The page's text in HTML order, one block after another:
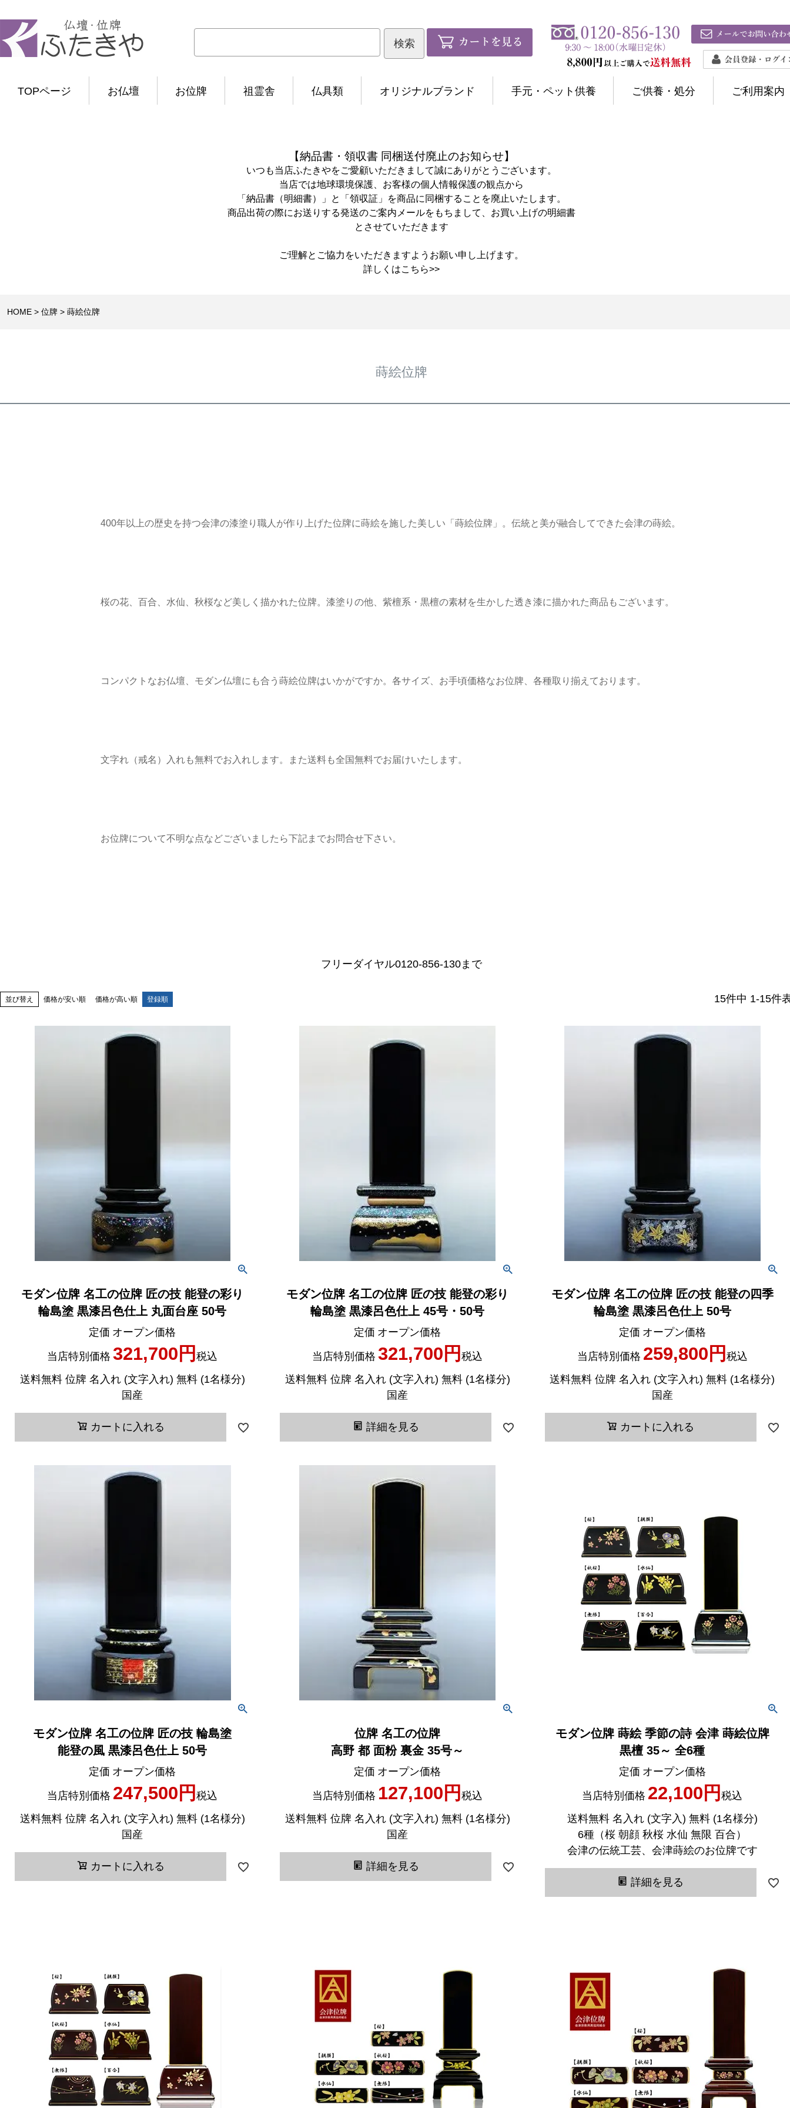
TOPページ お仏壇 お位牌 祖霊舎 仏具類 オリジナルブランド 手元・ペット供養 ご供養・処分 ご利用案内
【納品書・領収書 同梱送付廃止のお知らせ】
いつも当店ふたきやをご愛顧いただきまして誠にありがとうございます。
当店では地球環境保護、お客様の個人情報保護の観点から
「納品書（明細書）」と「領収証」を商品に同梱することを廃止いたします。
商品出荷の際にお送りする発送のご案内メールをもちまして、お買い上げの明細書
とさせていただきます
ご理解とご協力をいただきますようお願い申し上げます。
詳しくはこちら>>
HOME 位牌 蒔絵位牌
蒔絵位牌
400年以上の歴史を持つ会津の漆塗り職人が作り上げた位牌に蒔絵を施した美しい「蒔絵位牌」。伝統と美が融合してできた会津の蒔絵。
桜の花、百合、水仙、秋桜など美しく描かれた位牌。漆塗りの他、紫檀系・黒檀の素材を生かした透き漆に描かれた商品もございます。
コンパクトなお仏壇、モダン仏壇にも合う蒔絵位牌はいかがですか。各サイズ、お手頃価格なお位牌、各種取り揃えております。
文字れ（戒名）入れも無料でお入れします。また送料も全国無料でお届けいたします。
お位牌について不明な点などございましたら下記までお問合せ下さい。
フリーダイヤル0120-856-130まで
並び替え 価格が安い順 価格が高い順 登録順 15件中 1-15件
モダン位牌 名工の位牌 匠の技 能登の彩り
輪島塗 黒漆呂色仕上 丸面台座 50号
定価 オープン価格
当店特別価格 321,700
税込
送料無料 位牌 名入れ (文字入れ) 無料 (1名様分)
国産
カートに入れる
モダン位牌 名工の位牌 匠の技 能登の彩り
輪島塗 黒漆呂色仕上 45号・50号
定価 オープン価格
当店特別価格 321,700
税込
送料無料 位牌 名入れ (文字入れ) 無料 (1名様分)
国産
詳細を見る
モダン位牌 名工の位牌 匠の技 能登の四季
輪島塗 黒漆呂色仕上 50号
定価 オープン価格
当店特別価格 259,800
税込
送料無料 位牌 名入れ (文字入れ) 無料 (1名様分)
国産
カートに入れる
モダン位牌 名工の位牌 匠の技 輪島塗
能登の風 黒漆呂色仕上 50号
定価 オープン価格
当店特別価格 247,500
税込
送料無料 位牌 名入れ (文字入れ) 無料 (1名様分)
国産
カートに入れる
位牌 名工の位牌
高野 都 面粉 裏金 35号～
定価 オープン価格
当店特別価格 127,100
税込
送料無料 位牌 名入れ (文字入れ) 無料 (1名様分)
国産
詳細を見る
モダン位牌 蒔絵 季節の詩 会津 蒔絵位牌
黒檀 35～ 全6種
定価 オープン価格
当店特別価格 22,100
税込
送料無料 名入れ (文字入) 無料 (1名様分)
6種（桜 朝顔 秋桜 水仙 無限 百合）
会津の伝統工芸、会津蒔絵のお位牌です
詳細を見る